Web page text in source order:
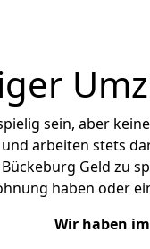
sein, aber
und arbeiten stets
Geld zu
haben oder
Wir haben